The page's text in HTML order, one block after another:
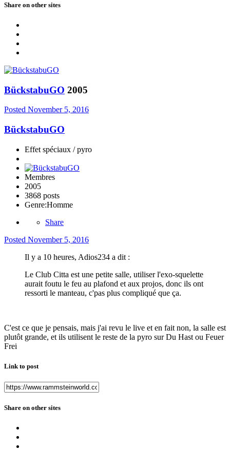
Share on other sites
BückstabuGO 2005
Posted November 5, 2016
BückstabuGO
Effet spéciaux / pyro
Membres
2005
3868 posts
Genre:Homme
Share
Posted November 5, 2016
Il y a 10 heures, Adios234 a dit :
Le Club Citta est une petite salle, utiliser l'exo-squelette
aurait foutu le feu au plafond et aux projos, donc ils ont
ressorti le manteau, c'pas plus compliqué que ça.
C'est ce que je pensais, mais j'ai revu le live et en fait non, la salle est
plutôt grande, et ils utilisent le reste de la pyro sur Du Hast ou Feuer
Frei
Link to post
Share on other sites